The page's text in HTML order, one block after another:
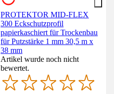
PROTEKTOR MID-FLEX
300 Eckschutzprofil
papierkaschiert für Trockenbau
für Putzstärke 1 mm 30,5 m x
38 mm
Artikel wurde noch nicht
bewertet.